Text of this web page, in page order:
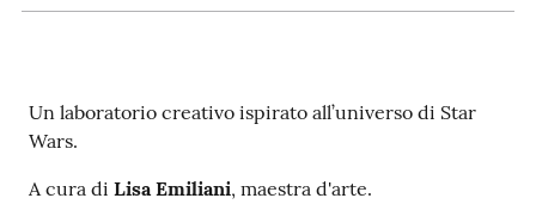
Un laboratorio creativo ispirato all’universo di Star
Wars.
A cura di Lisa Emiliani, maestra d'arte.